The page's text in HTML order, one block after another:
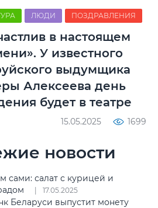
в Instagram
ЛЮДИ ПОЗДРАВЛЕНИЯ
в настоящем
У известного
выдумщика
Алексеева день
будет в театре
15.05.2025 1699
новости
сами: салат с курицей и
17.05.2025
Беларуси выпустит монету